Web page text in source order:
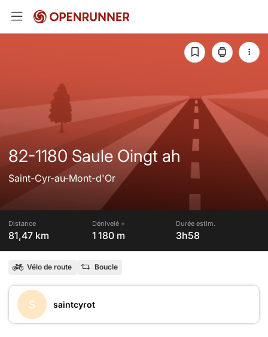
82-1180 Saule Oingt ah
Saint-Cyr-au-Mont-d'Or
Distance
81,47 km
Dénivelé +
1 180 m
Durée estim.
3h58
Vélo de route Boucle
S saintcyrot